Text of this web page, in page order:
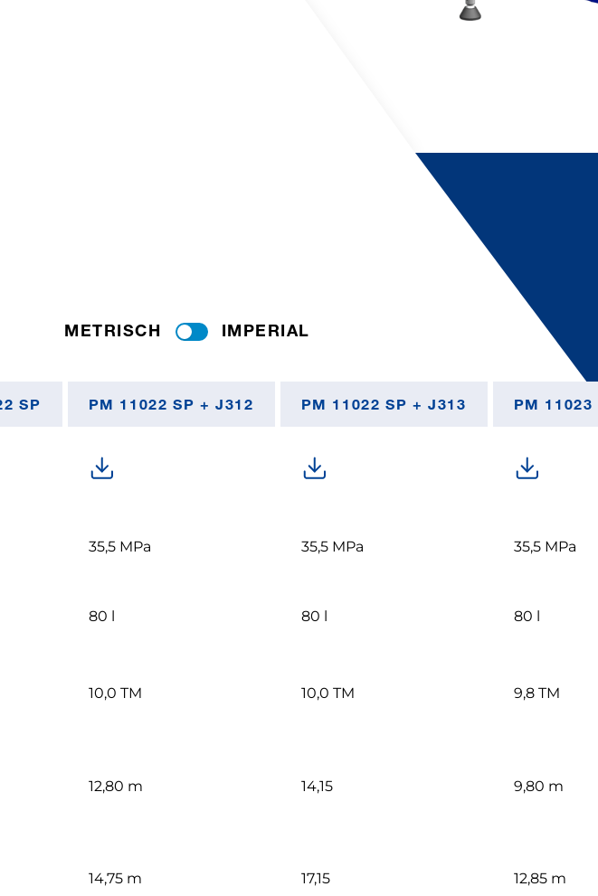
METRISCH IMPERIAL
SP PM 11022 SP + J312 PM 11022 SP + J313 PM 11023
35,5 MPa 35,5 MPa 35,5 MPa
80 l 80 l 80 l
10,0 TM 10,0 TM 9,8 TM
12,80 m 14,15 9,80 m
14,75 m 17,15 12,85 m